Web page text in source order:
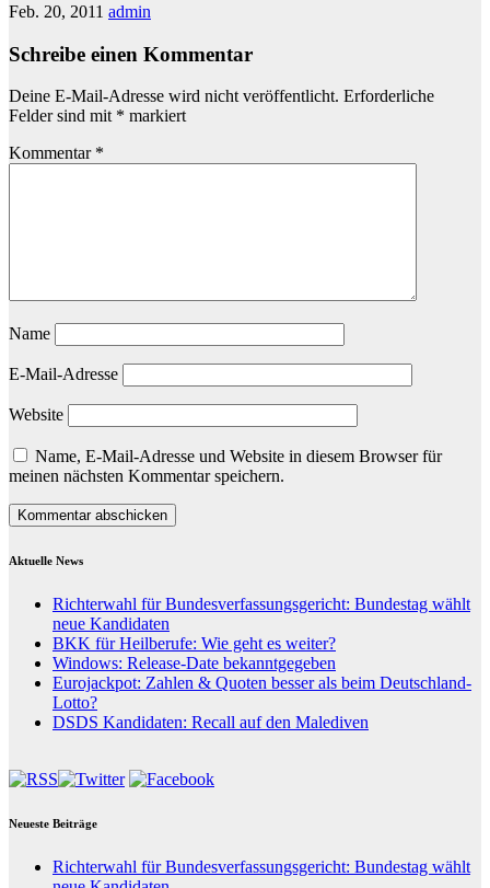
Feb. 20, 2011 admin
Schreibe einen Kommentar
Deine E-Mail-Adresse wird nicht veröffentlicht. Erforderliche
Felder sind mit * markiert
Kommentar *
Name
E-Mail-Adresse
Website
Name, E-Mail-Adresse und Website in diesem Browser für
meinen nächsten Kommentar speichern.
Aktuelle News
Richterwahl für Bundesverfassungsgericht: Bundestag wählt
neue Kandidaten
BKK für Heilberufe: Wie geht es weiter?
Windows: Release-Date bekanntgegeben
Eurojackpot: Zahlen & Quoten besser als beim Deutschland-
Lotto?
DSDS Kandidaten: Recall auf den Malediven
Neueste Beiträge
Richterwahl für Bundesverfassungsgericht: Bundestag wählt